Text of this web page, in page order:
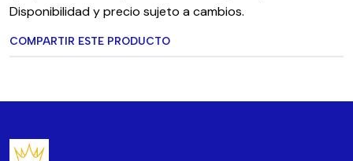
Disponibilidad y precio sujeto a cambios.
COMPARTIR ESTE PRODUCTO